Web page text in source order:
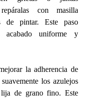
repáralas con masilla
de pintar. Este paso
acabado uniforme y
la adherencia de
los azulejos
de grano fino. Este